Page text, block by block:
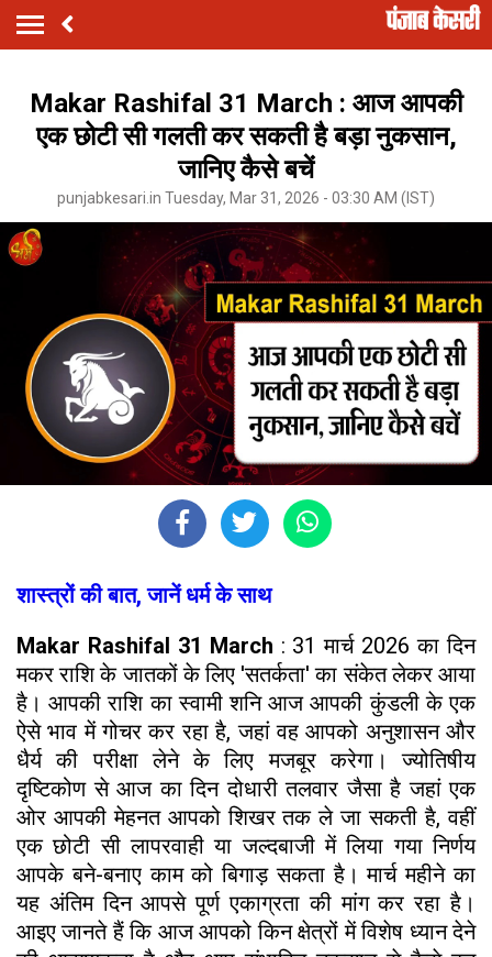
Makar Rashifal 31 March : आज आपकी
एक छोटी सी गलती कर सकती है बड़ा नुकसान,
जानिए कैसे बचें
punjabkesari.in Tuesday, Mar 31, 2026 - 03:30 AM (IST)
शास्त्रों की बात, जानें धर्म के साथ
Makar Rashifal 31 March : 31 मार्च 2026 का दिन
मकर राशि के जातकों के लिए 'सतर्कता' का संकेत लेकर आया
है। आपकी राशि का स्वामी शनि आज आपकी कुंडली के एक
ऐसे भाव में गोचर कर रहा है, जहां वह आपको अनुशासन और
धैर्य की परीक्षा लेने के लिए मजबूर करेगा। ज्योतिषीय
दृष्टिकोण से आज का दिन दोधारी तलवार जैसा है जहां एक
ओर आपकी मेहनत आपको शिखर तक ले जा सकती है, वहीं
एक छोटी सी लापरवाही या जल्दबाजी में लिया गया निर्णय
आपके बने-बनाए काम को बिगाड़ सकता है। मार्च महीने का
यह अंतिम दिन आपसे पूर्ण एकाग्रता की मांग कर रहा है।
आइए जानते हैं कि आज आपको किन क्षेत्रों में विशेष ध्यान देने